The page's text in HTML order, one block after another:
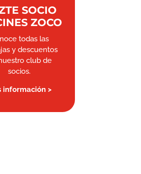
SOCIO
ZOCO
todas las
y descuentos
club de
socios.
información >